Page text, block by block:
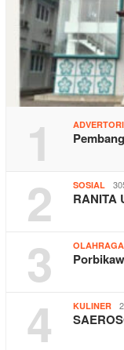
1
2 SOSIAL
RANITA
3 OLAHRAGA
4 KULINER